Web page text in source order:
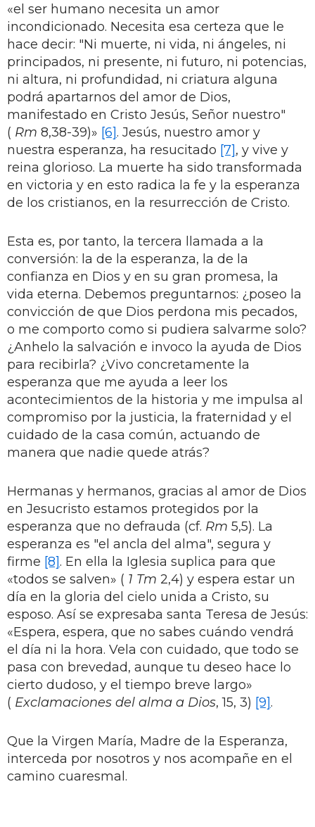
«el ser humano necesita un amor
incondicionado. Necesita esa certeza que le
hace decir: "Ni muerte, ni vida, ni ángeles, ni
principados, ni presente, ni futuro, ni potencias,
ni altura, ni profundidad, ni criatura alguna
podrá apartarnos del amor de Dios,
manifestado en Cristo Jesús, Señor nuestro"
( Rm 8,38-39)» [6]. Jesús, nuestro amor y
nuestra esperanza, ha resucitado [7], y vive y
reina glorioso. La muerte ha sido transformada
en victoria y en esto radica la fe y la esperanza
de los cristianos, en la resurrección de Cristo.
Esta es, por tanto, la tercera llamada a la
conversión: la de la esperanza, la de la
confianza en Dios y en su gran promesa, la
vida eterna. Debemos preguntarnos: ¿poseo la
convicción de que Dios perdona mis pecados,
o me comporto como si pudiera salvarme solo?
¿Anhelo la salvación e invoco la ayuda de Dios
para recibirla? ¿Vivo concretamente la
esperanza que me ayuda a leer los
acontecimientos de la historia y me impulsa al
compromiso por la justicia, la fraternidad y el
cuidado de la casa común, actuando de
manera que nadie quede atrás?
Hermanas y hermanos, gracias al amor de Dios
en Jesucristo estamos protegidos por la
esperanza que no defrauda (cf. Rm 5,5). La
esperanza es "el ancla del alma", segura y
firme [8]. En ella la Iglesia suplica para que
«todos se salven» ( 1 Tm 2,4) y espera estar un
día en la gloria del cielo unida a Cristo, su
esposo. Así se expresaba santa Teresa de Jesús:
«Espera, espera, que no sabes cuándo vendrá
el día ni la hora. Vela con cuidado, que todo se
pasa con brevedad, aunque tu deseo hace lo
cierto dudoso, y el tiempo breve largo»
( Exclamaciones del alma a Dios, 15, 3) [9].
Que la Virgen María, Madre de la Esperanza,
interceda por nosotros y nos acompañe en el
camino cuaresmal.